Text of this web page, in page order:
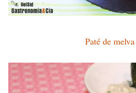
Paté de melva